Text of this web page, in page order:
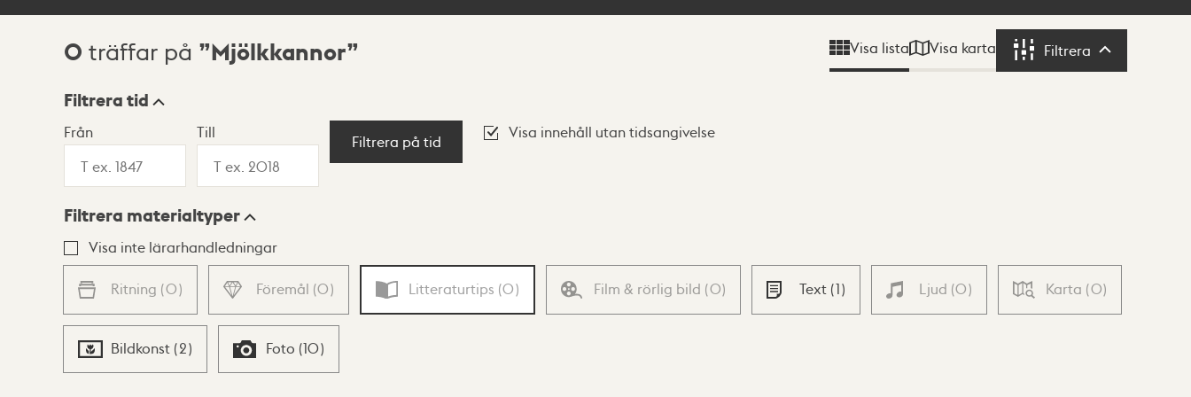
Sökresultat
0 träffar på Mjölkkannor Visa lista Visa karta Filtrera Filtrera
Visningsläge
Lista Karta
Filtrera tid
Från Till
Filtrera på tid
Visa innehåll utan tidsangivelse
Filtrera materialtyper
Visa inte lärarhandledningar
Ritning (0) Föremål (0) Litteraturtips (0) Film & rörlig bild (0) Text (1) Ljud (0) Karta (0)
Bildkonst (2) Foto (10)